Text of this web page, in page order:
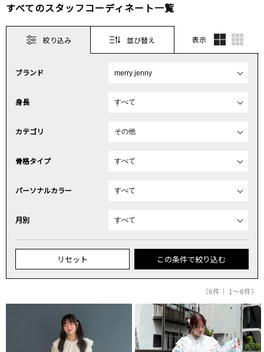
すべてのスタッフコーディネート一覧
絞り込み 並び替え 表示
ブランド
身長
カテゴリ
骨格タイプ
パーソナルカラー
月別
リセット この条件で絞り込む
（6件｜ 1～6件）